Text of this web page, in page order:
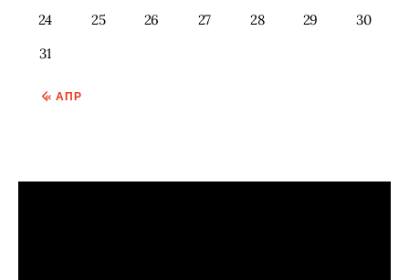
24
25 26 27 28 29
30
31
« АПР